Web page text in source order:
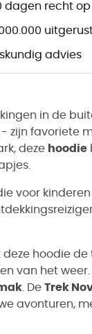
dagen recht
advies
in de
- zijn favoriete
deze hoodie
voor
deze hoodie
van het weer.
. De Trek
avonturen,